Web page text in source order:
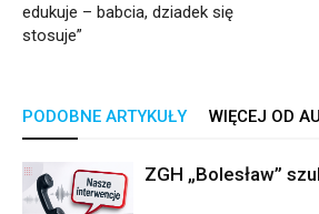
edukuje – babcia, dziadek się
stosuje”
PODOBNE ARTYKUŁY WIĘCEJ OD
ZGH „Bolesław”